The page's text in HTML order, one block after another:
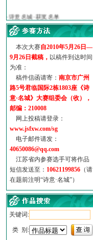
·【诗意·名城】地铁展示作...
·诗意名城·地铁时间
·地铁完美呈现【诗意·名城...
参赛作品多达5000多首
“诗意·名城”晒诗会
特别通知--致广大诗词爱好...
本次大赛自2010年5月26日—
9月26日截稿， 以稿件到达时间
为准：
稿件信函请寄： 南京市广州
路5号君临国际2栋1803座《诗
意·名城》大赛组委会（收），
邮编：210008
网上投稿请登录：
www.jsfxw.com/sg
电子邮件请发：
40650086@qq.com
江苏省内参赛选手可将作品
短信发送至： 10621199856 （请
在题前注明“诗意·名城”）
关键词:
类 别: